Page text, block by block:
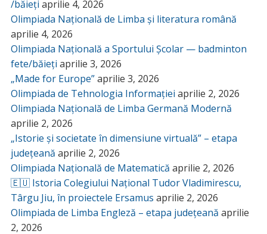
/băieți aprilie 4, 2026
Olimpiada Națională de Limba și literatura română
aprilie 4, 2026
Olimpiada Națională a Sportului Școlar — badminton
fete/băieți aprilie 3, 2026
„Made for Europe”aprilie 3, 2026
Olimpiada de Tehnologia Informației aprilie 2, 2026
Olimpiada Națională de Limba Germană Modernă
aprilie 2, 2026
„Istorie și societate în dimensiune virtuală” – etapa
județeană aprilie 2, 2026
Olimpiada Națională de Matematică aprilie 2, 2026
🇪🇺 Istoria Colegiului Național Tudor Vladimirescu,
Târgu Jiu, în proiectele Ersamus aprilie 2, 2026
Olimpiada de Limba Engleză – etapa județeană aprilie
2, 2026